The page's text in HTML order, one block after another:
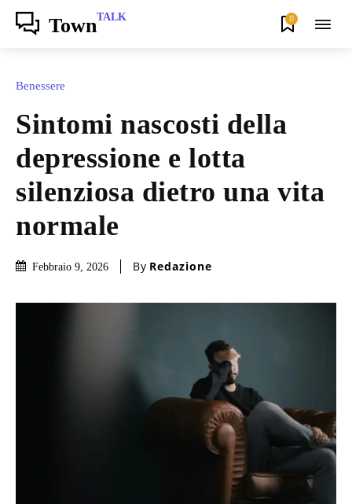
TownTALK 0
Benessere
Sintomi nascosti della
depressione e lotta
silenziosa dietro una vita
normale
Febbraio 9, 2026 By Redazione